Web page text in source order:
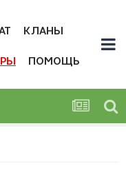
КЛАНЫ
ПОМОЩЬ